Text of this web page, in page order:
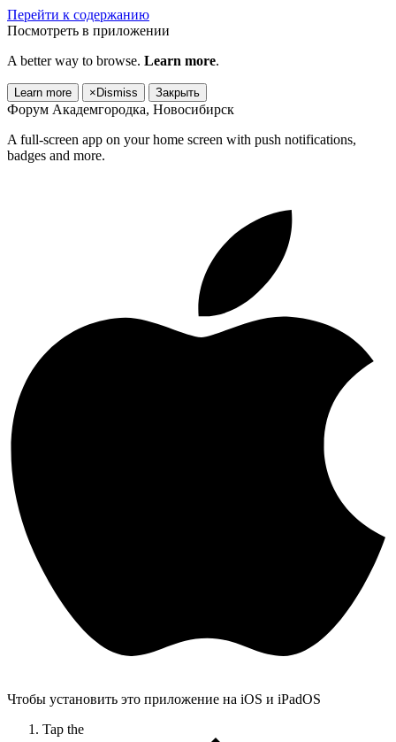
Перейти к содержанию
Посмотреть в приложении
A better way to browse. Learn more.
Learn more × Dismiss Закрыть
Форум Академгородка, Новосибирск
A full-screen app on your home screen with push notifications,
badges and more.
Чтобы установить это приложение на iOS и iPadOS
Tap the